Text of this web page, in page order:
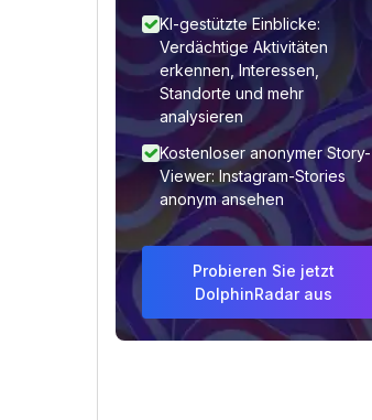
KI-gestützte Einblicke:
Verdächtige Aktivitäten
erkennen, Interessen,
Standorte und mehr
analysieren
Kostenloser anonymer Story-
Viewer: Instagram-Stories
anonym ansehen
Probieren Sie jetzt
DolphinRadar aus